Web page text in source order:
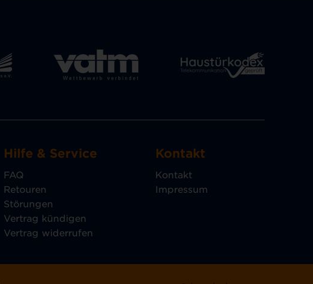
Hilfe & Service
FAQ
Retouren
Störungen
Vertrag kündigen
Vertrag widerrufen
Kontakt
Kontakt
Impressum